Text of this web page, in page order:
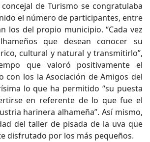
de Turismo se congratulaba
el número de participantes, entre
los del propio municipio. “Cada vez
que desean conocer su
cultural y natural y transmitirlo”,
que valoró positivamente el
con los la Asociación de Amigos del
lo que ha permitido “su puesta
en referente de lo que fue el
harinera alhameña”. Así mismo,
del taller de pisada de la uva que
disfrutado por los más pequeños.